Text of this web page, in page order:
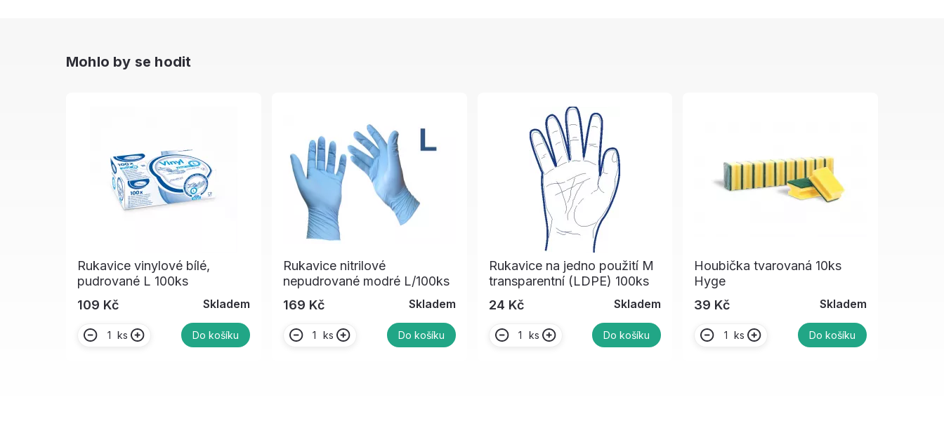
Mohlo by se hodit
Rukavice vinylové bílé,
pudrované L 100ks
109 Kč
Skladem
ks Do košíku
Rukavice nitrilové
nepudrované modré L/100ks
169 Kč
Skladem
ks Do košíku
Rukavice na jedno použití M
transparentní (LDPE) 100ks
24 Kč
Skladem
ks Do košíku
Houbička tvarovaná 10ks
Hyge
39 Kč
Skladem
ks Do košíku